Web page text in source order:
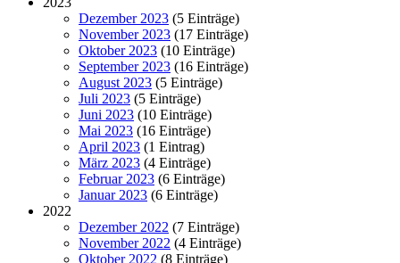
Dezember 2023 (5 Einträge)
November 2023 (17 Einträge)
Oktober 2023 (10 Einträge)
September 2023 (16 Einträge)
August 2023 (5 Einträge)
Juli 2023 (5 Einträge)
Juni 2023 (10 Einträge)
Mai 2023 (16 Einträge)
April 2023 (1 Eintrag)
März 2023 (4 Einträge)
Februar 2023 (6 Einträge)
Januar 2023 (6 Einträge)
2022
Dezember 2022 (7 Einträge)
November 2022 (4 Einträge)
Oktober 2022 (8 Einträge)